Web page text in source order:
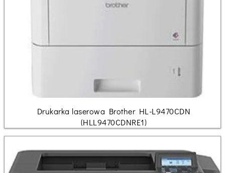
Drukarka laserowa Brother HL-L9470CDN
(HLL9470CDNRE1)